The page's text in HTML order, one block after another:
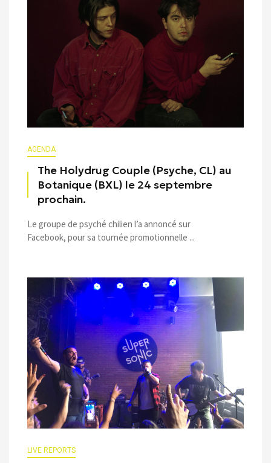
AGENDA
The Holydrug Couple (Psyche, CL) au
Botanique (BXL) le 24 septembre
prochain.
Le groupe de psyché chilien l’a annoncé sur
Facebook, pour sa tournée promotionnelle ...
LIVE REPORTS